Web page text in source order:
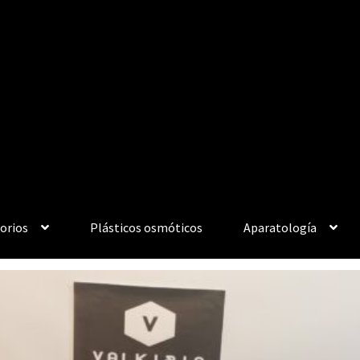
Plásticos osmóticos Aparatología